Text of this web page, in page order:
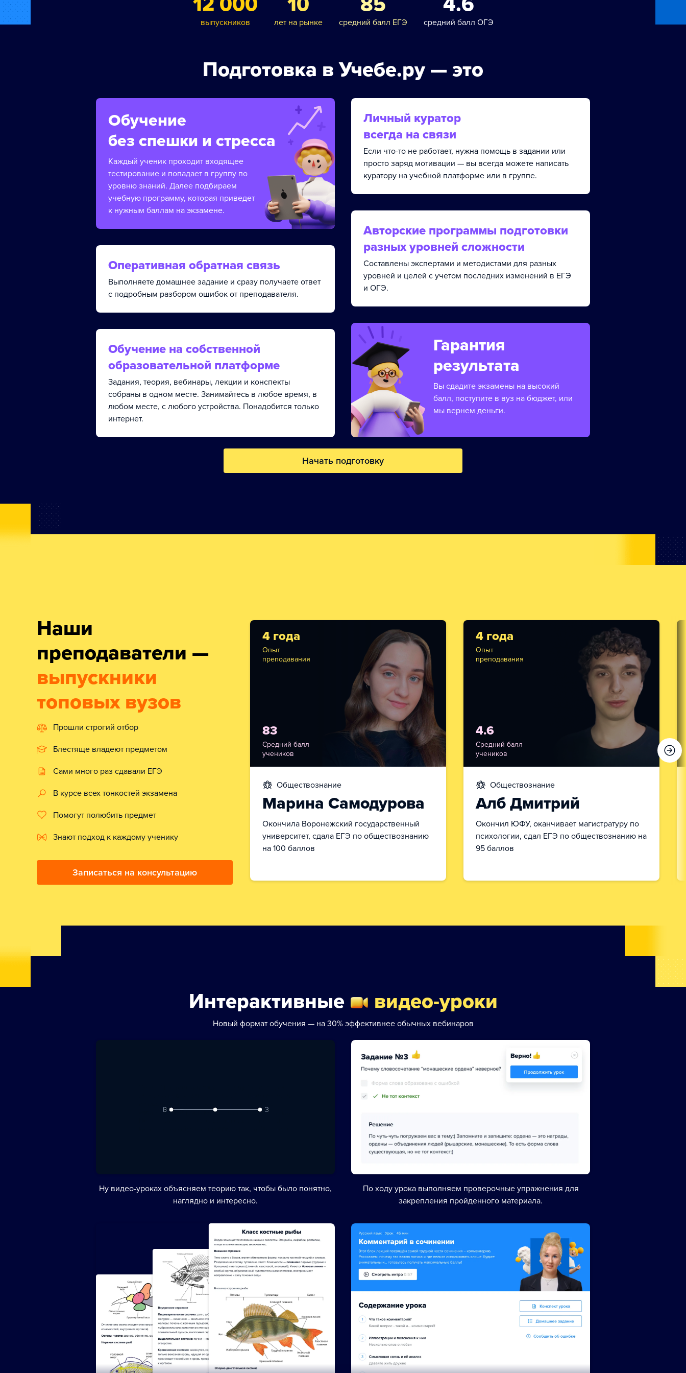
выпускников лет на рынке средний балл ЕГЭ средний балл ОГЭ
Подготовка в Учебе.ру — это
Обучение
без спешки и стресса
Каждый ученик проходит входящее
тестирование и попадает в группу по
уровню знаний. Далее подбираем
учебную программу, которая приведет
к нужным баллам на экзамене.
Оперативная обратная связь
Выполняете домашнее задание и сразу получаете ответ
с подробным разбором ошибок от преподавателя.
Обучение на собственной
образовательной платформе
Задания, теория, вебинары, лекции и конспекты
собраны в одном месте. Занимайтесь в любое время, в
любом месте, с любого устройства. Понадобится только
интернет.
Личный куратор
всегда на связи
Если что-то не работает, нужна помощь в задании или
просто заряд мотивации — вы всегда можете написать
куратору на учебной платформе или в группе.
Авторские программы подготовки
разных уровней сложности
Составлены экспертами и методистами для разных
уровней и целей с учетом последних изменений в ЕГЭ
и ОГЭ.
Гарантия
результата
Вы сдадите экзамены на высокий
балл, поступите в вуз на бюджет, или
мы вернем деньги.
Начать подготовку
Наши
преподаватели —
выпускники
топовых вузов
Прошли строгий отбор
Блестяще владеют предметом
Сами много раз сдавали ЕГЭ
В курсе всех тонкостей экзамена
Помогут полюбить предмет
Знают подход к каждому ученику
Записаться на консультацию
4 года
Опыт
преподавания
83
Средний балл
учеников
обществознание
Марина Самодурова
Окончила Воронежский государственный
университет, сдала ЕГЭ по обществознанию
на 100 баллов
4 года
Опыт
преподавания
4.6
Средний балл
учеников
обществознание
Алб Дмитрий
Окончил ЮФУ, оканчивает магистратуру по
психологии, сдал ЕГЭ по обществознанию на
95 баллов
Интерактивные видео-уроки
Новый формат обучения — на 30% эффективнее обычных вебинаров
Ну видео-уроках объясняем теорию так, чтобы было понятно,
наглядно и интересно.
По ходу урока выполняем проверочные упражнения для
закрепления пройденного материала.